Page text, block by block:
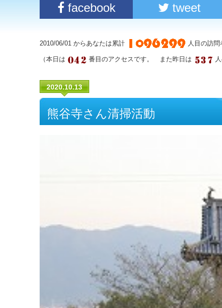
facebook tweet
2010/06/01 からあなたは累計 人目の訪
（本日は 番目のアクセスです。 また昨日は
2020.10.13
熊谷寺さん清掃活動